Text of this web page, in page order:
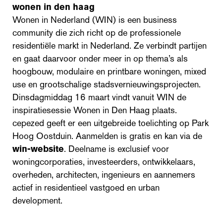
wonen in den haag
Wonen in Nederland (WIN) is een business
community die zich richt op de professionele
residentiële markt in Nederland. Ze verbindt partijen
en gaat daarvoor onder meer in op thema’s als
hoogbouw, modulaire en printbare woningen, mixed
use en grootschalige stadsvernieuwingsprojecten.
Dinsdagmiddag 16 maart vindt vanuit WIN de
inspiratiesessie Wonen in Den Haag plaats.
cepezed geeft er een uitgebreide toelichting op Park
Hoog Oostduin. Aanmelden is gratis en kan via de
win-website. Deelname is exclusief voor
woningcorporaties, investeerders, ontwikkelaars,
overheden, architecten, ingenieurs en aannemers
actief in residentieel vastgoed en urban
development.